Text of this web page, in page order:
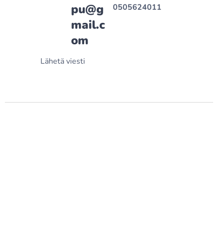
pu@g
mail.c
om
Lähetä viesti
0505624011